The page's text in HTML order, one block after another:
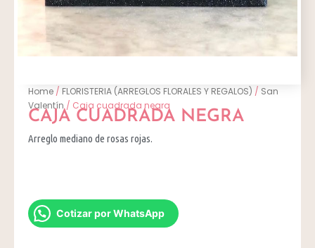
Home /FLORISTERIA (ARREGLOS FLORALES Y REGALOS) / San
Valentín/ Caja cuadrada negra
CAJA CUADRADA NEGRA
Arreglo mediano de rosas rojas.
Cotizar por WhatsApp